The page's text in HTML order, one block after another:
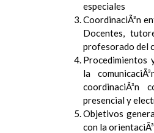
especiales
CoordinaciÃ³n
Docentes,
profesorado del
Procedimientos
la
coordinaciÃ³n
presencial y
Objetivos
con la